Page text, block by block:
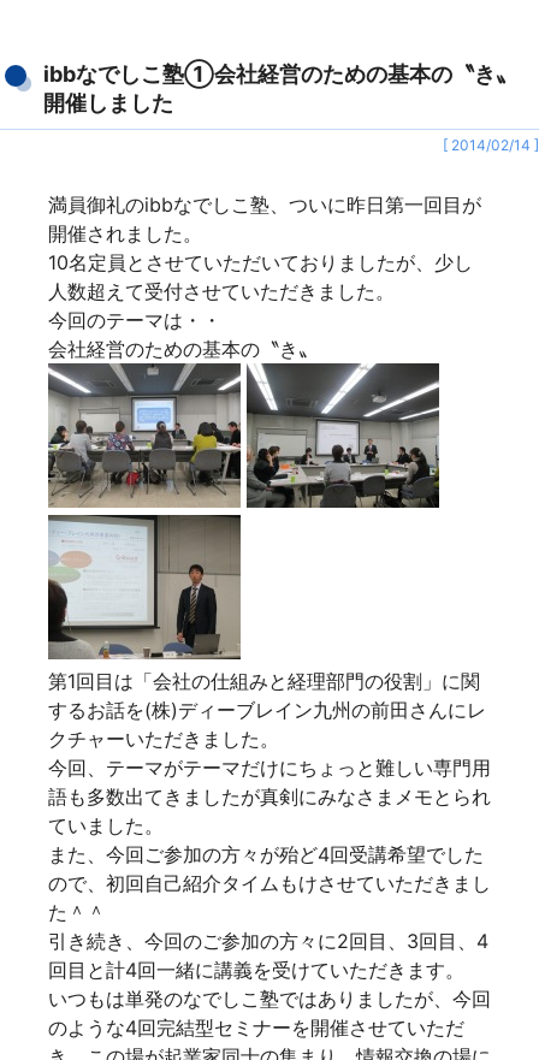
ibbなでしこ塾①会社経営のための基本の〝き〟
開催しました
[ 2014/02/14 ]
満員御礼のibbなでしこ塾、ついに昨日第一回目が
開催されました。
10名定員とさせていただいておりましたが、少し
人数超えて受付させていただきました。
今回のテーマは・・
会社経営のための基本の〝き〟
第1回目は「会社の仕組みと経理部門の役割 」に関
するお話を(株)ディーブレイン九州の前田さんにレ
クチャーいただきました。
今回、テーマがテーマだけにちょっと難しい専門用
語も多数出てきましたが真剣にみなさまメモとられ
ていました。
また、今回ご参加の方々が殆ど4回受講希望でした
ので、初回自己紹介タイムもけさせていただきまし
た＾＾
引き続き、今回のご参加の方々に2回目、3回目、4
回目と計4回一緒に講義を受けていただきます。
いつもは単発のなでしこ塾ではありましたが、今回
のような4回完結型セミナーを開催させていただ